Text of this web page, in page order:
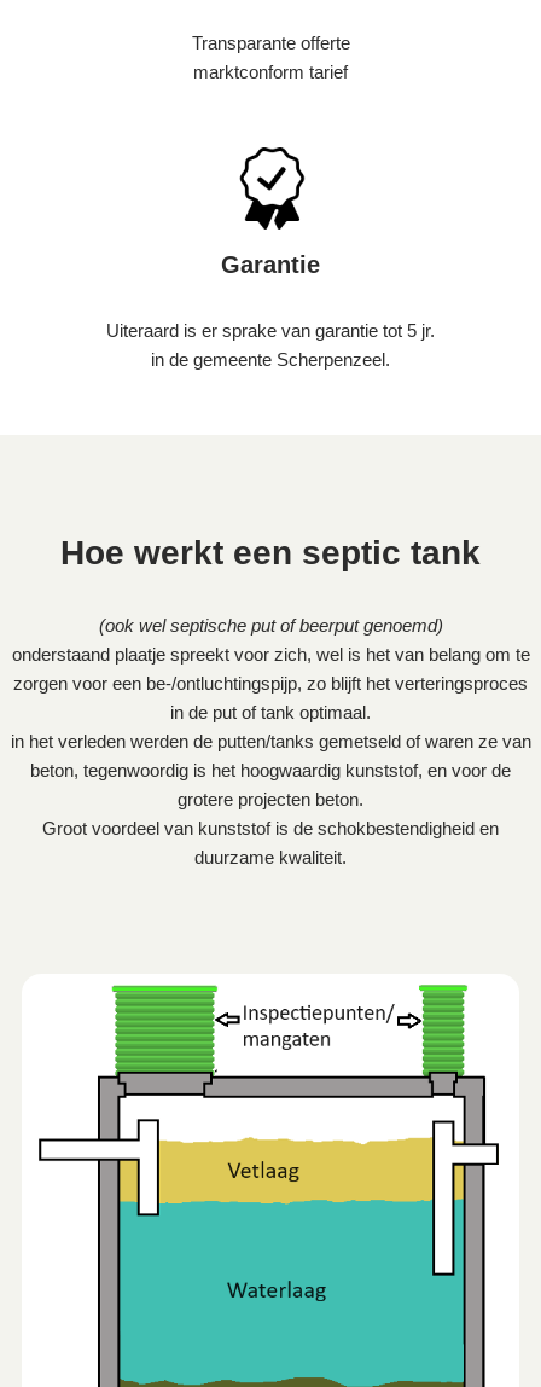
Transparante offerte
marktconform tarief
Garantie
Uiteraard is er sprake van garantie tot 5 jr.
in de gemeente Scherpenzeel.
Hoe werkt een septic tank
(ook wel septische put of beerput genoemd)
onderstaand plaatje spreekt voor zich, wel is het van belang om te
zorgen voor een be-/ontluchtingspijp, zo blijft het verteringsproces
in de put of tank optimaal.
in het verleden werden de putten/tanks gemetseld of waren ze van
beton, tegenwoordig is het hoogwaardig kunststof, en voor de
grotere projecten beton.
Groot voordeel van kunststof is de schokbestendigheid en
duurzame kwaliteit.